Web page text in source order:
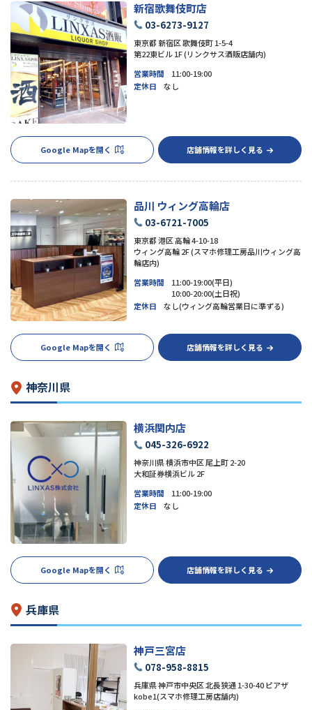
新宿歌舞伎町店
03-6273-9127
東京都 新宿区 歌舞伎町 1-5-4
第22東ビル 1F (リンクサス酒販店舗内)
営業時間
11:00-19:00
定休日
なし
Google Mapを開く 店舗情報を詳しく見る
品川 ウィング高輪店
03-6721-7005
東京都 港区 高輪 4-10-18
ウィング高輪 2F (スマホ修理工房品川ウィング高
輪店内)
営業時間
11:00-19:00(平日)
10:00-20:00(土日祝)
定休日
なし(ウィング高輪営業日に準ずる)
Google Mapを開く 店舗情報を詳しく見る
神奈川県
横浜関内店
045-326-6922
神奈川県 横浜市中区 尾上町 2-20
大和証券横浜ビル 2F
営業時間
11:00-19:00
定休日
なし
Google Mapを開く 店舗情報を詳しく見る
兵庫県
神戸三宮店
078-958-8815
兵庫県 神戸市中央区 北長狭通 1-30-40 ピアザ
kobe1(スマホ修理工房店舗内)